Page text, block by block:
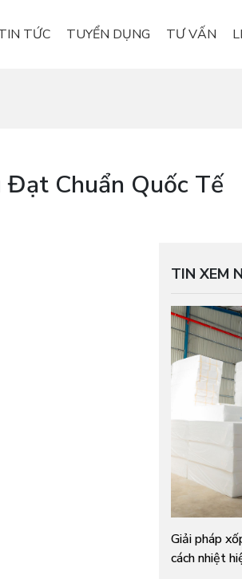
TỨC TUYỂN DỤNG TƯ VẤN
Chuẩn Quốc Tế
TIN XEM
Giải pháp
cách nhiệt